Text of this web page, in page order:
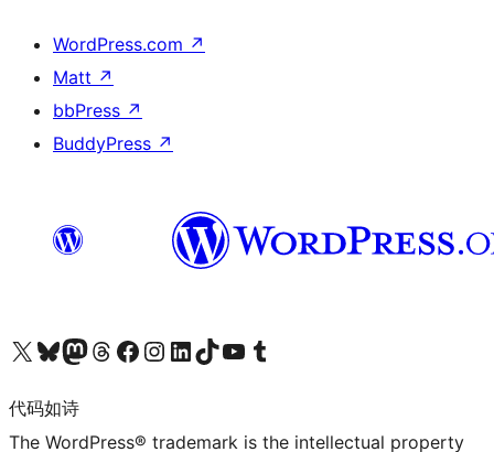
WordPress.com ↗
Matt ↗
bbPress ↗
BuddyPress ↗
关注我们的 X（原 Twitter）账号访问我们的 Bluesky 账号关注我们的 Mastodon 账号访问我们的 Threads 账号 访问我们的 Facebook 公共主页关注我们的 Instagram 账号 关注我们的 LinkedIn 主页访问我们的 TikTok 账号访问我们的 YouTube 频道 访问我们的 Tumblr 账号
代码如诗
The WordPress® trademark is the intellectual property